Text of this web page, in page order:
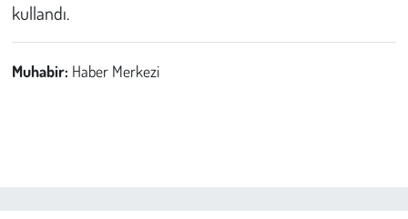
kullandı.
Muhabir: Haber Merkezi